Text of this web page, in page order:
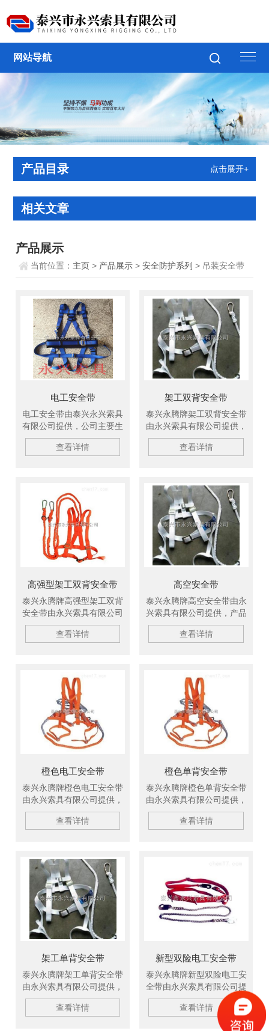
网站导航
产品目录 点击展开+
相关文章
产品展示
当前位置： 主页 > 产品展示 >安全防护系列 > 吊装安全带
电工安全带
电工安全带由泰兴永兴索具
有限公司提供，公司主要生
产柔性吊带、扁平吊装带、
复合吊装绳成套索具、高强
具、尼龙复合钢丝绳吊具、
环形柔性吊带、两头扣柔性
吊带、环眼柔性吊带、双扣
加保护柔性吊带、起重链条
成套索具、引纸绳、注塑
绳、软梯、安全带等几大系
谈订购！
查看详情
架工双背安全带
泰兴永腾牌架工双背安全带
由永兴索具有限公司提供，
产品广泛适用于电力、油
田、机电、化工、港口、造
湾核电站、秦山核电站等国
内重点工程的应用中受到了
好评。欢迎新老客户订购！
查看详情
高强型架工双背安全带
泰兴永腾牌高强型架工双背
安全带由永兴索具有限公司
提供，产品广泛适用于电
力、油田、机电、化工、港
等国内重点工程的应用中受
到了好评。欢迎新老客户订
购！
查看详情
高空安全带
泰兴永腾牌高空安全带由永
兴索具有限公司提供，产品
广泛适用于电力、油田、机
电、化工、港口、造纸等行
工程的应用中受到了好评。
欢迎新老客户订购！
查看详情
橙色电工安全带
泰兴永腾牌橙色电工安全带
由永兴索具有限公司提供，
产品广泛适用于电力、油
田、机电、化工、港口、造
湾核电站、秦山核电站等国
内重点工程的应用中受到了
好评。欢迎新老客户订购！
查看详情
橙色单背安全带
泰兴永腾牌橙色单背安全带
由永兴索具有限公司提供，
产品广泛适用于电力、油
田、机电、化工、港口、造
好评。欢迎新老客户订购！
查看详情
架工单背安全带
泰兴永腾牌架工单背安全带
由永兴索具有限公司提供，
产品广泛适用于电力、油
田、机电、化工、港口、造
查看详情
新型双险电工安全带
泰兴永腾牌新型双险电工安
全带由永兴索具有限公司提
供，产品广泛适用于电力、
油田、机电、化工、港口、
造纸等行业，产品在长江三
查看详情